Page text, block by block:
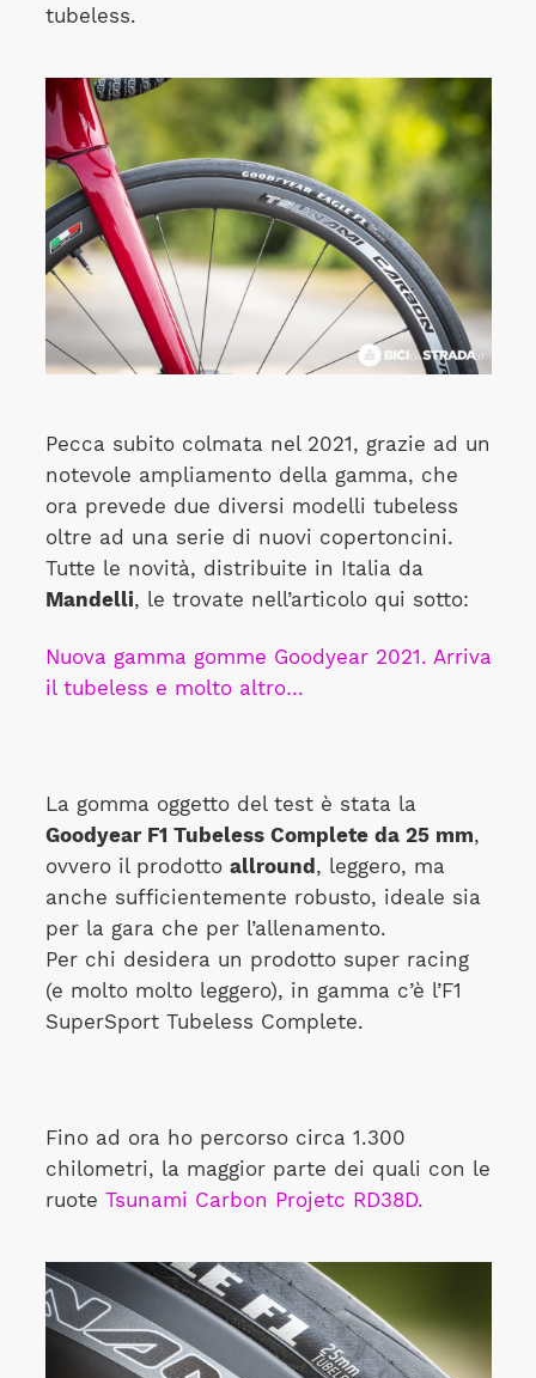
tubeless.
Pecca subito colmata nel 2021, grazie ad un
notevole ampliamento della gamma, che
ora prevede due diversi modelli tubeless
oltre ad una serie di nuovi copertoncini.
Tutte le novità, distribuite in Italia da
Mandelli, le trovate nell’articolo qui sotto:
Nuova gamma gomme Goodyear 2021. Arriva
il tubeless e molto altro…
La gomma oggetto del test è stata la
Goodyear F1 Tubeless Complete da 25 mm,
ovvero il prodotto allround , leggero, ma
anche sufficientemente robusto, ideale sia
per la gara che per l’allenamento.
Per chi desidera un prodotto super racing
(e molto molto leggero), in gamma c’è l’F1
SuperSport Tubeless Complete.
Fino ad ora ho percorso circa 1.300
chilometri, la maggior parte dei quali con le
ruote Tsunami Carbon Projetc RD38D.